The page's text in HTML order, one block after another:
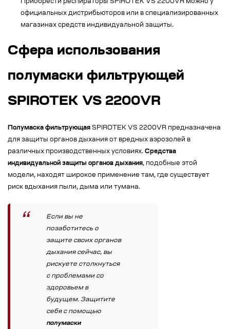
Приобрести респираторы SPIROTEK VS 2200VR можно у
официальных дистрибьюторов или в специализированных
магазинах средств индивидуальной защиты.
Сфера использования
полумаски фильтрующей
SPIROTEK VS 2200VR
Полумаска фильтрующая SPIROTEK VS 2200VR предназначена
для защиты органов дыхания от вредных аэрозолей в
различных производственных условиях. Средства
индивидуальной защиты органов дыхания, подобные этой
модели, находят широкое применение там, где существует
риск вдыхания пыли, дыма или тумана.
Если вы не
позаботитесь о
защите своих органов
дыхания сейчас, вы
рискуете столкнуться
с проблемами со
здоровьем в
будущем. Защитите
себя с помощью
полумаски